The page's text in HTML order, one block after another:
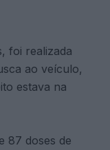
foi realizada
ao veículo,
estava na
87 doses de